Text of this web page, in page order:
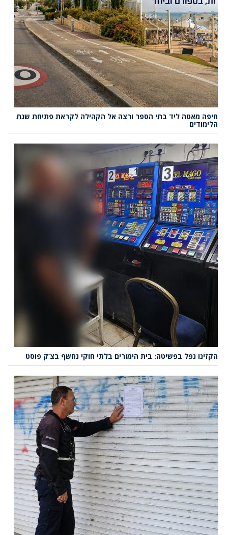
חיפה מאטה ליד בתי הספר ורצה אל הקהילה לקראת פתיחת שנת
הלימודים
הקזינו נפל בפשיטה: בית הימורים בלתי חוקי נחשף בצ’ק פוסט